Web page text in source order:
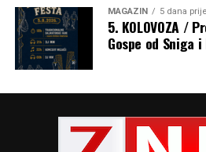
žene: „Blažena utroba koja te
Isus odgovorio: „Još blaženiji oni
čuvaju je!“, nadbiskup je rekao
veličinu Marije. „Marija nije
povjerovala joj, prihvatila je i
cijelog života. Prije nego što je
začela ga je poslušnošću Božjoj
MAGAZIN 5 dana prije
5. KOLOVOZA /
Gospe od Sniga